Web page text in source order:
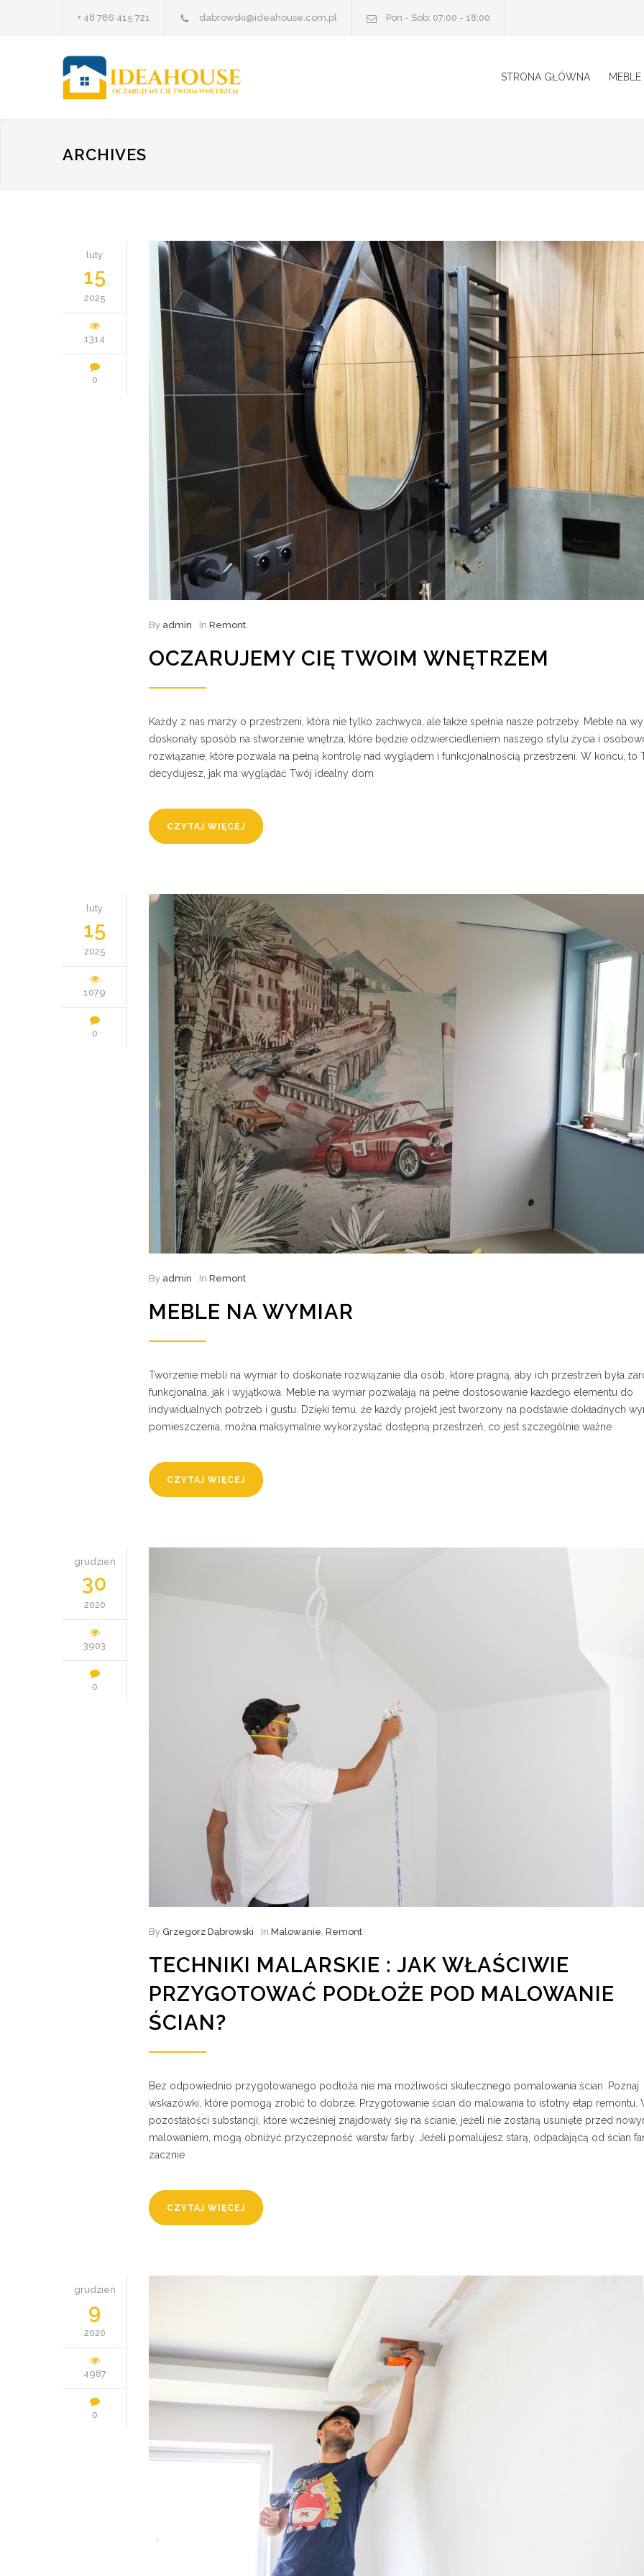
+ 48 786 415 721 dabrowski@ideahouse.com.pl Pon - Sob: 07:00 - 18:00
STRONA GŁÓWNA
ARCHIVES
luty
15
2025
1314
0
By admin In Remont
OCZARUJEMY CIĘ TWOIM WNĘTRZEM
Każdy z nas marzy o przestrzeni, która nie tylko zachwyca, ale także spełnia nasze potrzeby. Meble na
doskonały sposób na stworzenie wnętrza, które będzie odzwierciedleniem naszego stylu życia i
rozwiązanie, które pozwala na pełną kontrolę nad wyglądem i funkcjonalnością przestrzeni. W końcu, to
decydujesz, jak ma wyglądać Twój idealny dom
CZYTAJ WIĘCEJ
luty
15
2025
1079
0
By admin In Remont
MEBLE NA WYMIAR
Tworzenie mebli na wymiar to doskonałe rozwiązanie dla osób, które pragną, aby ich przestrzeń była
funkcjonalna, jak i wyjątkowa. Meble na wymiar pozwalają na pełne dostosowanie każdego elementu do
indywidualnych potrzeb i gustu. Dzięki temu, że każdy projekt jest tworzony na podstawie dokładnych
pomieszczenia, można maksymalnie wykorzystać dostępną przestrzeń, co jest szczególnie ważne
CZYTAJ WIĘCEJ
grudzień
30
2020
3903
0
By Grzegorz Dąbrowski In Malowanie, Remont
TECHNIKI MALARSKIE : JAK WŁAŚCIWIE
PRZYGOTOWAĆ PODŁOŻE POD MALOWANIE
ŚCIAN?
Bez odpowiednio przygotowanego podłoża nie ma możliwości skutecznego pomalowania ścian. Poznaj
wskazówki, które pomogą zrobić to dobrze. Przygotowanie ścian do malowania to istotny etap remontu.
pozostałości substancji, które wcześniej znajdowały się na ścianie, jeżeli nie zostaną usunięte przed
malowaniem, mogą obniżyć przyczepność warstw farby. Jeżeli pomalujesz starą, odpadającą od ścian
zacznie
CZYTAJ WIĘCEJ
grudzień
9
2020
4987
0